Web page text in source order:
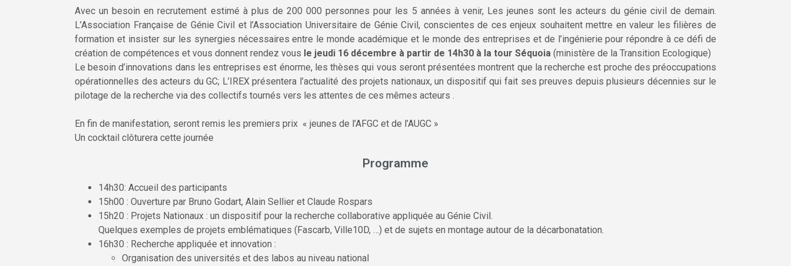
Avec un besoin en recrutement estimé à plus de 200 000 personnes pour les 5 années à venir, Les jeunes sont les acteurs du génie civil de demain.
L’Association Française de Génie Civil et l’Association Universitaire de Génie Civil, conscientes de ces enjeux souhaitent mettre en valeur les filières de
formation et insister sur les synergies nécessaires entre le monde académique et le monde des entreprises et de l’ingénierie pour répondre à ce défi de
création de compétences et vous donnent rendez vous le jeudi 16 décembre à partir de 14h30 à la tour Séquoia (ministère de la Transition Ecologique)
Le besoin d’innovations dans les entreprises est énorme, les thèses qui vous seront présentées montrent que la recherche est proche des préoccupations
opérationnelles des acteurs du GC; L’IREX présentera l’actualité des projets nationaux, un dispositif qui fait ses preuves depuis plusieurs décennies sur le
pilotage de la recherche via des collectifs tournés vers les attentes de ces mêmes acteurs .
En fin de manifestation, seront remis les premiers prix « jeunes de l’AFGC et de l’AUGC »
Un cocktail clôturera cette journée
Programme
14h30: Accueil des participants
15h00 : Ouverture par Bruno Godart, Alain Sellier et Claude Rospars
15h20 : Projets Nationaux : un dispositif pour la recherche collaborative appliquée au Génie Civil.
Quelques exemples de projets emblématiques (Fascarb, Ville10D, …) et de sujets en montage autour de la décarbonatation.
16h30 : Recherche appliquée et innovation :
Organisation des universités et des labos au niveau national